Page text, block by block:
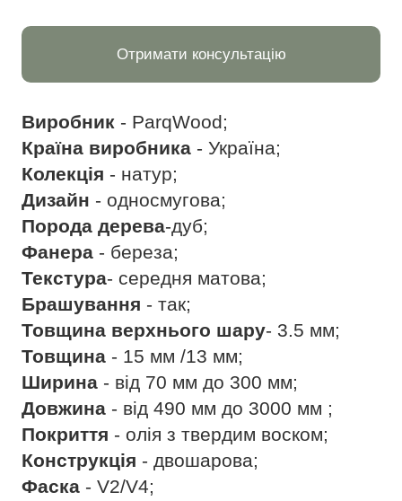
Отримати консультацію
Виробник - ParqWood;
Країна виробника - Україна;
Колекція - натур;
Дизайн - односмугова;
Порода дерева-дуб;
Фанера - береза;
Текстура- середня матова;
Брашування - так;
Товщина верхнього шару- 3.5 мм;
Товщина - 15 мм /13 мм;
Ширина- від 70 мм до 300 мм;
Довжина - від 490 мм до 3000 мм ;
Покриття - олія з твердим воском;
Конструкція - двошарова;
Фаска - V2/V4;